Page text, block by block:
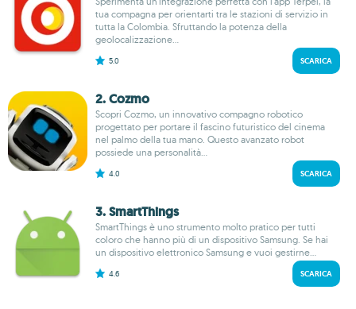
tua compagna per orientarti tra le stazioni di servizio in
tutta la Colombia. Sfruttando la potenza della
geolocalizzazione...
5.0 SCARICA
2. Cozmo
Scopri Cozmo, un innovativo compagno robotico
progettato per portare il fascino futuristico del cinema
nel palmo della tua mano. Questo avanzato robot
possiede una personalità...
4.0 SCARICA
3. Smart​Things
SmartThings è uno strumento molto pratico per tutti
coloro che hanno più di un dispositivo Samsung. Se hai
un dispositivo elettronico Samsung e vuoi gestirne...
4.6 SCARICA